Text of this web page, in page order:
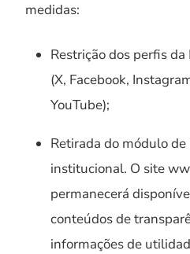
medidas:
Restrição dos perfis
(X, Facebook,
YouTube);
Retirada do módulo
institucional. O site
permanecerá
conteúdos de
informações de